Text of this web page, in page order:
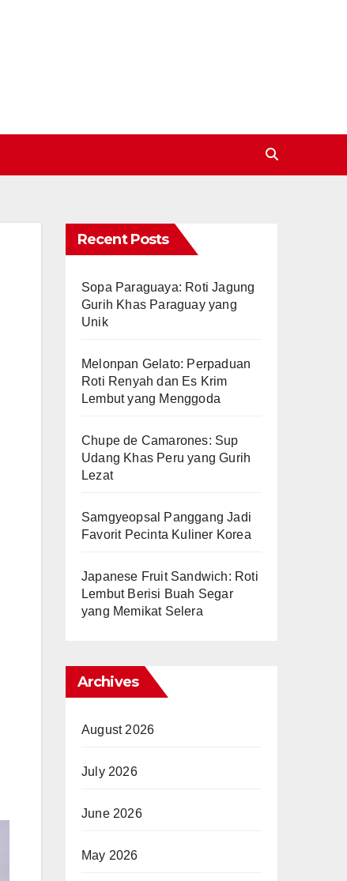
Recent Posts
Sopa Paraguaya: Roti Jagung
Gurih Khas Paraguay yang
Unik
Melonpan Gelato: Perpaduan
Roti Renyah dan Es Krim
Lembut yang Menggoda
Chupe de Camarones: Sup
Udang Khas Peru yang Gurih
Lezat
Samgyeopsal Panggang Jadi
Favorit Pecinta Kuliner Korea
Japanese Fruit Sandwich: Roti
Lembut Berisi Buah Segar
yang Memikat Selera
Archives
August 2026
July 2026
June 2026
May 2026